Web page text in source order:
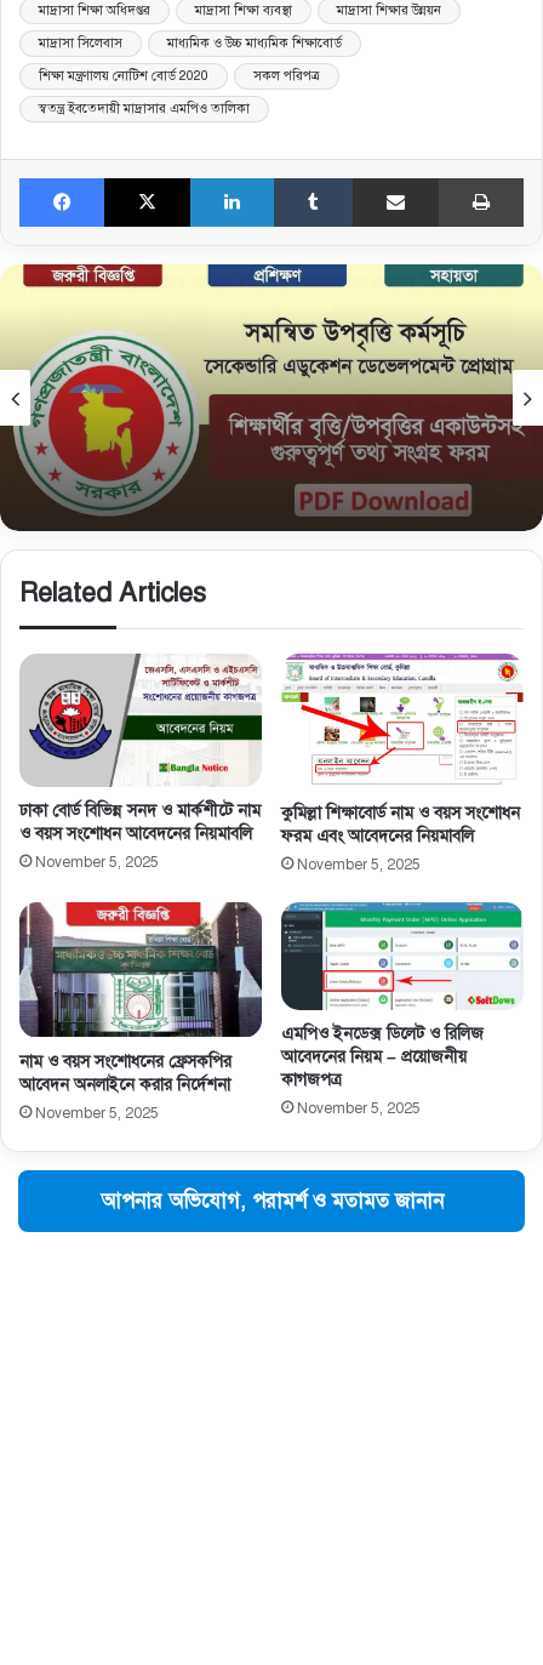
মাদ্রাসা শিক্ষা অধিদপ্তর মাদ্রাসা শিক্ষা ব্যবস্থা মাদ্রাসা শিক্ষার উন্নয়ন
মাদ্রাসা সিলেবাস মাধ্যমিক ও উচ্চ মাধ্যমিক শিক্ষাবোর্ড
শিক্ষা মন্ত্রণালয় নোটিশ বোর্ড 2020 সকল পরিপত্র
স্বতন্ত্র ইবতেদায়ী মাদ্রাসার এমপিও তালিকা
Facebook X LinkedIn Tumblr Share via Email
নিউজ
February 15, 2026
সমন্বিত উপবৃত্তি তথ্য ফরম: শিক্ষার্থীদের তথ্য এন্ট্রি ফরম
PDF ডাউনলোড
Related Articles
ঢাকা বোর্ড বিভিন্ন সনদ ও মার্কশীটে নাম
ও বয়স সংশোধন আবেদনের নিয়মাবলি
November 5, 2025
কুমিল্লা শিক্ষাবোর্ড নাম ও বয়স সংশোধন
ফরম এবং আবেদনের নিয়মাবলি
November 5, 2025
নাম ও বয়স সংশােধনের ফ্রেসকপির
আবেদন অনলাইনে করার নির্দেশনা
November 5, 2025
এমপিও ইনডেক্স ডিলেট ও রিলিজ
আবেদনের নিয়ম – প্রয়োজনীয়
কাগজপত্র
November 5, 2025
আপনার অভিযোগ, পরামর্শ ও মতামত জানান